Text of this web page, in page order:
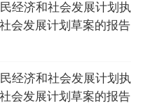
经济和社会发展计划执
会发展计划草案的报告
经济和社会发展计划执
会发展计划草案的报告